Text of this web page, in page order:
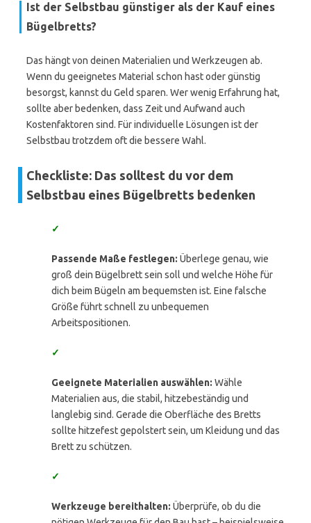
Ist der Selbstbau günstiger als der Kauf eines
Bügelbretts?
Das hängt von deinen Materialien und Werkzeugen ab.
Wenn du geeignetes Material schon hast oder günstig
besorgst, kannst du Geld sparen. Wer wenig Erfahrung hat,
sollte aber bedenken, dass Zeit und Aufwand auch
Kostenfaktoren sind. Für individuelle Lösungen ist der
Selbstbau trotzdem oft die bessere Wahl.
Checkliste: Das solltest du vor dem
Selbstbau eines Bügelbretts bedenken
✓
Passende Maße festlegen: Überlege genau, wie
groß dein Bügelbrett sein soll und welche Höhe für
dich beim Bügeln am bequemsten ist. Eine falsche
Größe führt schnell zu unbequemen
Arbeitspositionen.
✓
Geeignete Materialien auswählen: Wähle
Materialien aus, die stabil, hitzebeständig und
langlebig sind. Gerade die Oberfläche des Bretts
sollte hitzefest gepolstert sein, um Kleidung und das
Brett zu schützen.
✓
Werkzeuge bereithalten: Überprüfe, ob du die